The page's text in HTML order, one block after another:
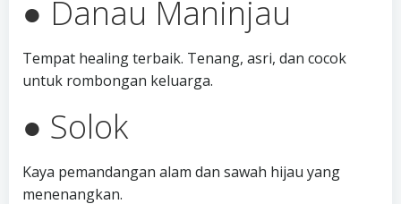
● Danau Maninjau
Tempat healing terbaik. Tenang, asri, dan cocok
untuk rombongan keluarga.
● Solok
Kaya pemandangan alam dan sawah hijau yang
menenangkan.